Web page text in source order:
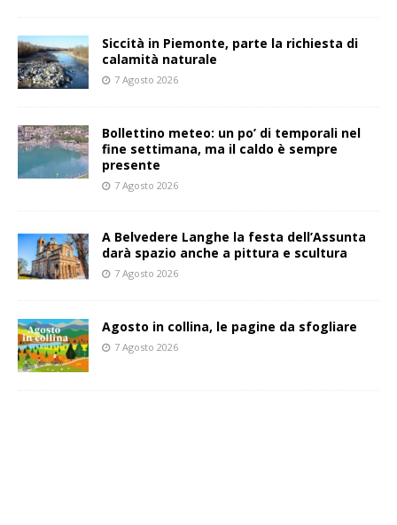
Siccità in Piemonte, parte la richiesta di
calamità naturale
7 Agosto 2026
Bollettino meteo: un po’ di temporali nel
fine settimana, ma il caldo è sempre
presente
7 Agosto 2026
A Belvedere Langhe la festa dell’Assunta
darà spazio anche a pittura e scultura
7 Agosto 2026
Agosto in collina, le pagine da sfogliare
7 Agosto 2026